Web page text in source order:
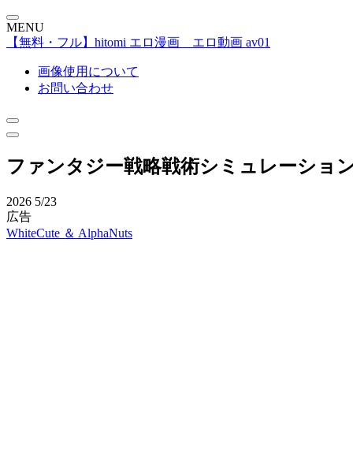
MENU
【無料・フル】hitomi エロ漫画 エロ動画 av01
画像使用について
お問い合わせ
ファンタジー戦略戦術シミュレーショ
2026 5/23
広告
WhiteCute ＆ AlphaNuts